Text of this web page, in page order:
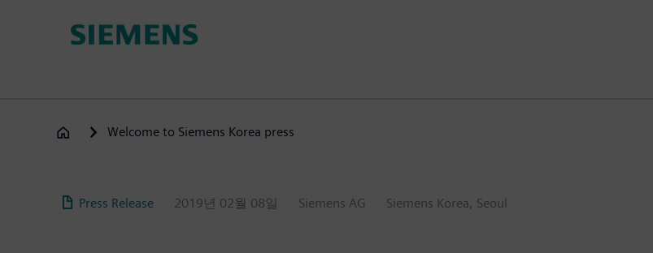
Welcome to Siemens Korea press
Press Release 2019년 02월 08일 Siemens AG Siemens Korea, Seoul